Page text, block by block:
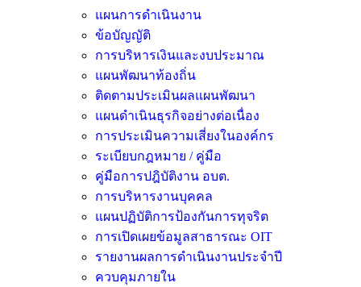
แผนการดำเนินงาน
ข้อบัญญัติ
การบริหารเงินและงบประมาณ
แผนพัฒนาท้องถิ่น
ติดตามประเมินผลแผนพัฒนา
แผนดำเนินธุรกิจอย่างต่อเนื่อง
การประเมินความเสี่ยงในองค์กร
ระเบียบกฎหมาย / คู่มือ
คู่มือการปฎิบัติงาน อบต.
การบริหารงานบุคคล
แผนปฏิบัติการป้องกันการทุจริต
การเปิดเผยข้อมูลสาธารณะ OIT
รายงานผลการดำเนินงานประจำปี
ควบคุมภายใน